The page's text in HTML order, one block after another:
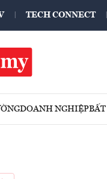
TECH CONNECT
DOANH NGHIỆPBẤT